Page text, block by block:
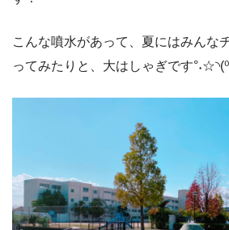
こんな噴水があって、夏にはみんな
ってみたりと、大はしゃぎです